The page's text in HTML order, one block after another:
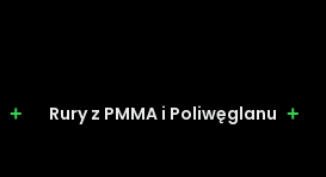
Rury z PMMA i Poliwęglanu